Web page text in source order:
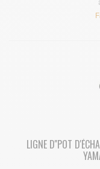
LIGNE D''POT